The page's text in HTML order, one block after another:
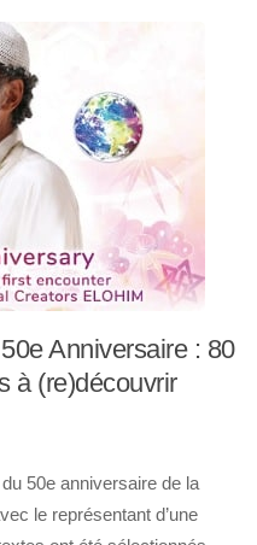
Anniversaire : 80
à (re)découvrir
50e anniversaire de la
le représentant d’une